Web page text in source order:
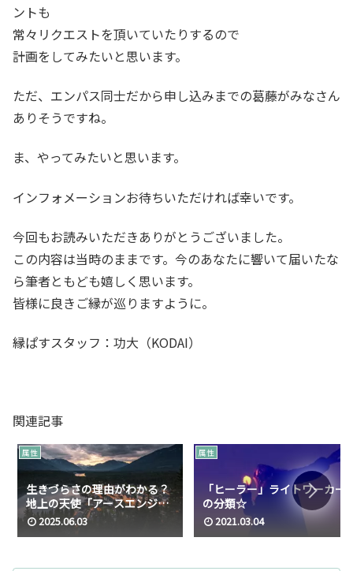
ントも
常々リクエストを頂いていたりするので
計画をしてみたいと思います。
ただ、エンパス同士だから申し込みまでの葛藤がみなさん
ありそうですね。
ま、やってみたいと思います。
インフォメーションお待ちいただければ幸いです。
今回もお読みいただきありがとうございました。
この内容は当時のままです。今のあなたに響いて届いたな
ら筆者ともども嬉しく思います。
皆様に良きご縁が巡りますように。
縁ぱすスタッフ：功大（KODAI）
関連記事
属性
生きづらさの理由がわかる？
地上の天使「アースエンジェ
ル」のお話☆
2025.06.03
属性
「ヒーラー」ライトワーカー
の分類☆
2021.03.04